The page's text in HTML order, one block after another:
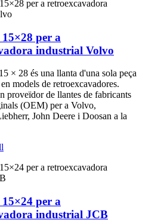
per a
industrial Volvo
× 28 és una llanta d'una sola peça
models de retroexcavadores.
proveïdor de llantes de fabricants
(OEM) per a Volvo,
John Deere i Doosan a la
per a
industrial JCB